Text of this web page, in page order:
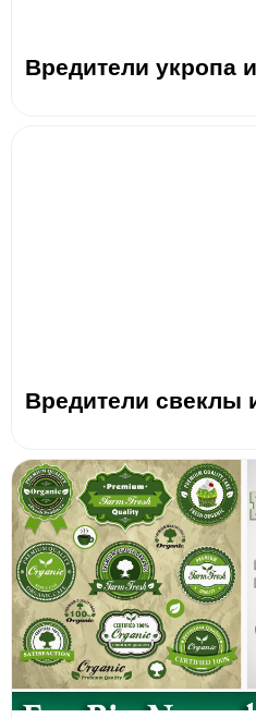
Вредители укропа
Вредители свеклы